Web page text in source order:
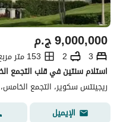
ج.م9,000,000
3
2
153 متر مربع
ريجينتس سكوير، التجمع
الإيميل